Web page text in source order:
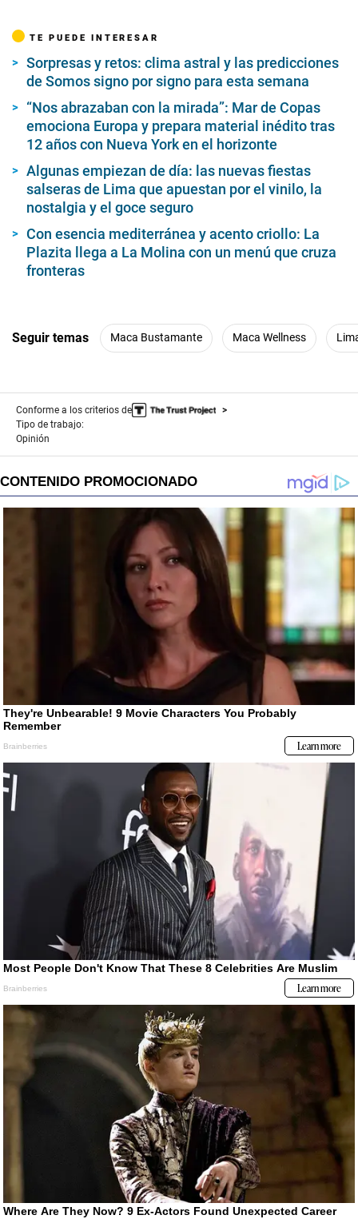
TE PUEDE INTERESAR
Sorpresas y retos: clima astral y las predicciones
de Somos signo por signo para esta semana
“Nos abrazaban con la mirada”: Mar de Copas
emociona Europa y prepara material inédito tras
12 años con Nueva York en el horizonte
Algunas empiezan de día: las nuevas fiestas
salseras de Lima que apuestan por el vinilo, la
nostalgia y el goce seguro
Con esencia mediterránea y acento criollo: La
Plazita llega a La Molina con un menú que cruza
fronteras
Seguir temas Maca Bustamante Maca Wellness
Conforme a los criterios de
Tipo de trabajo:
Opinión